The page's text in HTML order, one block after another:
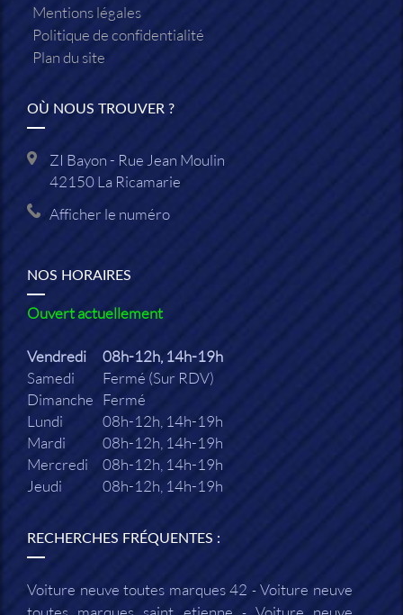
Mentions légales
Politique de confidentialité
Plan du site
OÙ NOUS TROUVER ?
ZI Bayon - Rue Jean Moulin
42150La Ricamarie
Afficher le numéro
NOS HORAIRES
Ouvert actuellement
Vendredi
08h-12h, 14h-19h
Samedi
Fermé (Sur RDV)
Dimanche Fermé
Lundi
08h-12h, 14h-19h
Mardi
08h-12h, 14h-19h
Mercredi
08h-12h, 14h-19h
Jeudi
08h-12h, 14h-19h
RECHERCHES FRÉQUENTES :
Voiture neuve toutes marques 42
Voiture neuve